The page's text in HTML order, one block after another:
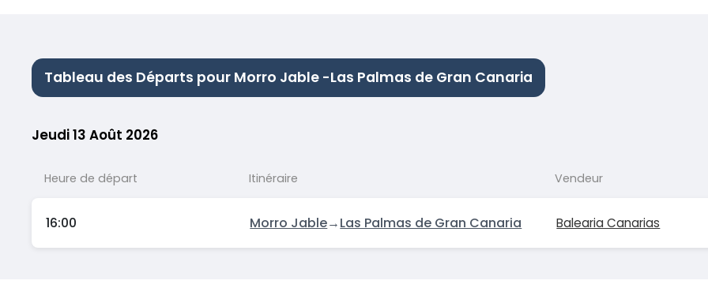
Tableau des Départs pour Morro Jable -Las Palmas de Gran Canaria
Jeudi 13 Août 2026
Heure de départ Itinéraire Vendeur
16:00 Morro Jable→Las Palmas de Gran Canaria Balearia Canarias